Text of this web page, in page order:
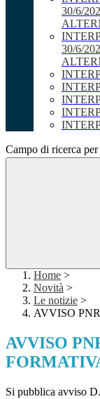
30/6/
30/6/
Campo di ricerca
Home >
Novità >
Le notizie >
AVVISO
AVVISO
Si pubblica avviso